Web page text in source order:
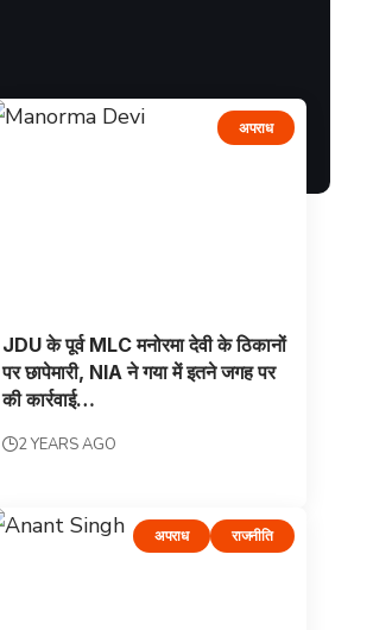
अपराध
JDU के पूर्व MLC मनोरमा देवी के ठिकानों
पर छापेमारी, NIA ने गया में इतने जगह पर
की कार्रवाई…
2 YEARS AGO
अपराध राजनीति